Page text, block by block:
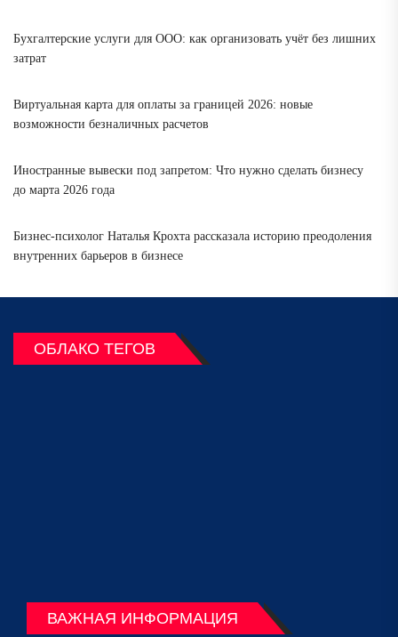
Бухгалтерские услуги для ООО: как организовать учёт без лишних
затрат
Виртуальная карта для оплаты за границей 2026: новые
возможности безналичных расчетов
Иностранные вывески под запретом: Что нужно сделать бизнесу
до марта 2026 года
Бизнес-психолог Наталья Крохта рассказала историю преодоления
внутренних барьеров в бизнесе
ОБЛАКО ТЕГОВ
ВАЖНАЯ ИНФОРМАЦИЯ